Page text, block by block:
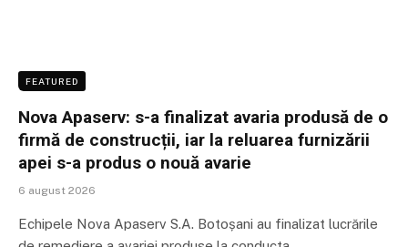
FEATURED
Nova Apaserv: s-a finalizat avaria produsă de o
firmă de construcții, iar la reluarea furnizării
apei s-a produs o nouă avarie
6 august 2026
Echipele Nova Apaserv S.A. Botoșani au finalizat lucrările